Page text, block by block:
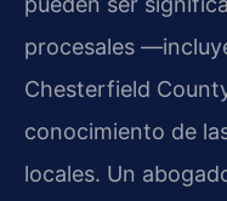
procesales
Chesterfield
conocimiento de
locales. Un